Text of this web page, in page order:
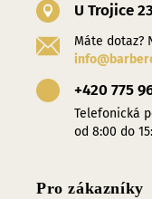
U Trojice
Máte dotaz?
+420 775
Telefonická
od 8:00 do
Pro zákazníky